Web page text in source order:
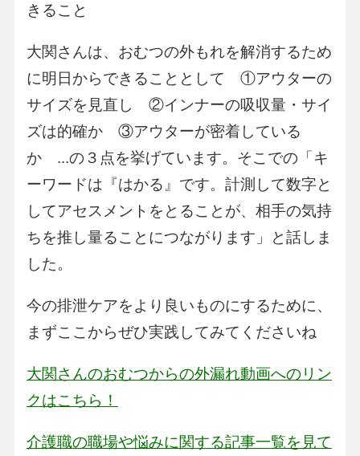
きること
大関さんは、おむつの外もれを解消するため
に明日からできることとして ①アウターの
サイズを見直し ②インナーの吸収量・サイ
ズは的確か ③アウターが密着している
か ...の３点を挙げています。そこでの「キ
ーワードは『はかる』です。計測して数字と
してアセスメントをとることが、相手の気持
ちを推し量ることにつながります」と話しま
した。
今の排泄ケアをより良いものにするために、
まずここからぜひ実践してみてくださいね
大関さんのおむつからの外漏れ動画へのリン
クはこちら！
介護職の職場や悩みに関する記事一覧を見て